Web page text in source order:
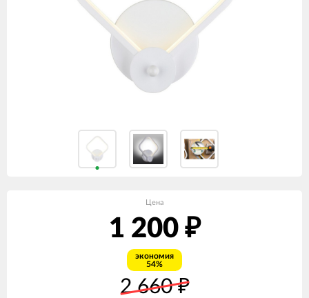
Цена
1 200 ₽
экономия
54%
2 660₽